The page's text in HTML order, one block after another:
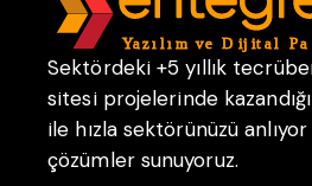
Sektördeki +5 yıllık
sitesi projelerinde
ile hızla sektörünüzü
çözümler sunuyoruz.